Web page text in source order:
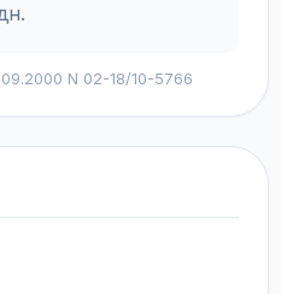
N 02-18/10-5766